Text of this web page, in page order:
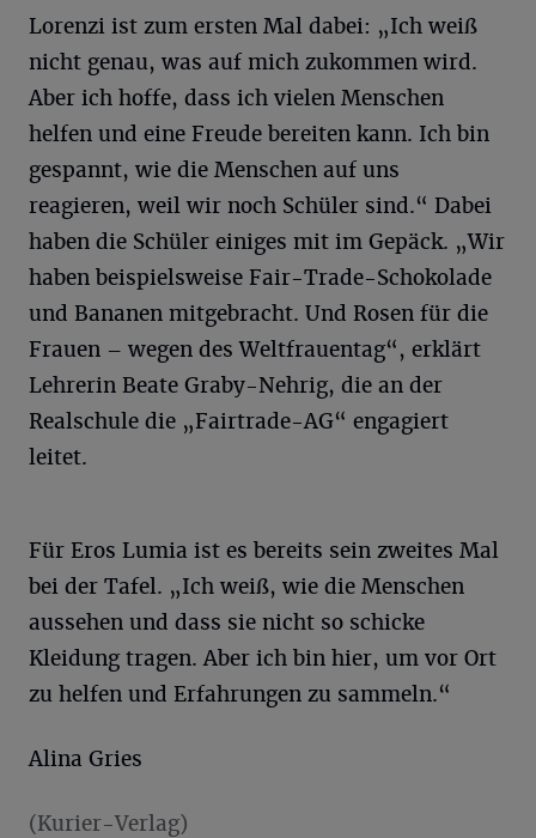
Lorenzi ist zum ersten Mal dabei: „Ich weiß
nicht genau, was auf mich zukommen wird.
Aber ich hoffe, dass ich vielen Menschen
helfen und eine Freude bereiten kann. Ich bin
gespannt, wie die Menschen auf uns
reagieren, weil wir noch Schüler sind.“ Dabei
haben die Schüler einiges mit im Gepäck. „Wir
haben beispielsweise Fair-Trade-Schokolade
und Bananen mitgebracht. Und Rosen für die
Frauen – wegen des Weltfrauentag“, erklärt
Lehrerin Beate Graby-Nehrig, die an der
Realschule die „Fairtrade-AG“ engagiert
leitet.
Für Eros Lumia ist es bereits sein zweites Mal
bei der Tafel. „Ich weiß, wie die Menschen
aussehen und dass sie nicht so schicke
Kleidung tragen. Aber ich bin hier, um vor Ort
zu helfen und Erfahrungen zu sammeln.“
Alina Gries
(Kurier-Verlag)